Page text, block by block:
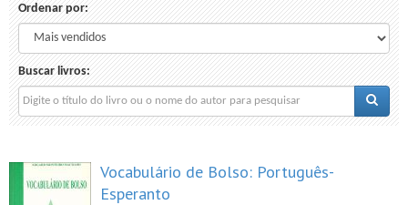
Ordenar por:
Buscar livros:
Vocabulário de Bolso: Português-
Esperanto